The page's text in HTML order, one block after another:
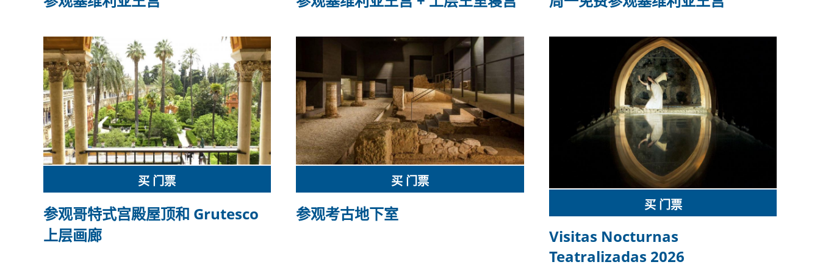
买 门票
参观哥特式宫殿屋顶和 Grutesco
上层画廊
买 门票
参观考古地下室 买 门票
Visitas Nocturnas
Teatralizadas 2026